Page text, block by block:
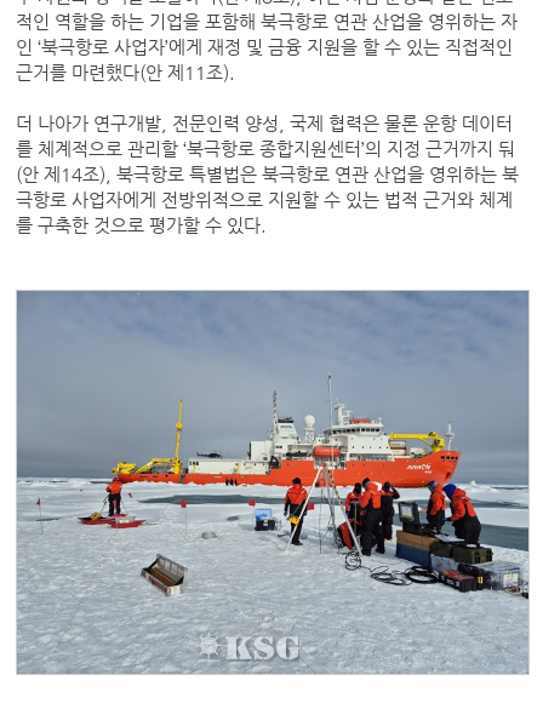
적인 역할을 하는 기업을 포함해 북극항로 연관 산업을 영위하는 자
인 ‘북극항로 사업자’에게 재정 및 금융 지원을 할 수 있는 직접적인
근거를 마련했다(안 제11조).
더 나아가 연구개발, 전문인력 양성, 국제 협력은 물론 운항 데이터
를 체계적으로 관리할 ‘북극항로 종합지원센터’의 지정 근거까지 둬
(안 제14조), 북극항로 특별법은 북극항로 연관 산업을 영위하는 북
극항로 사업자에게 전방위적으로 지원할 수 있는 법적 근거와 체계
를 구축한 것으로 평가할 수 있다.